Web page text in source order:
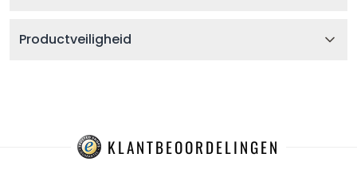
Productveiligheid
KLANTBEOORDELINGEN